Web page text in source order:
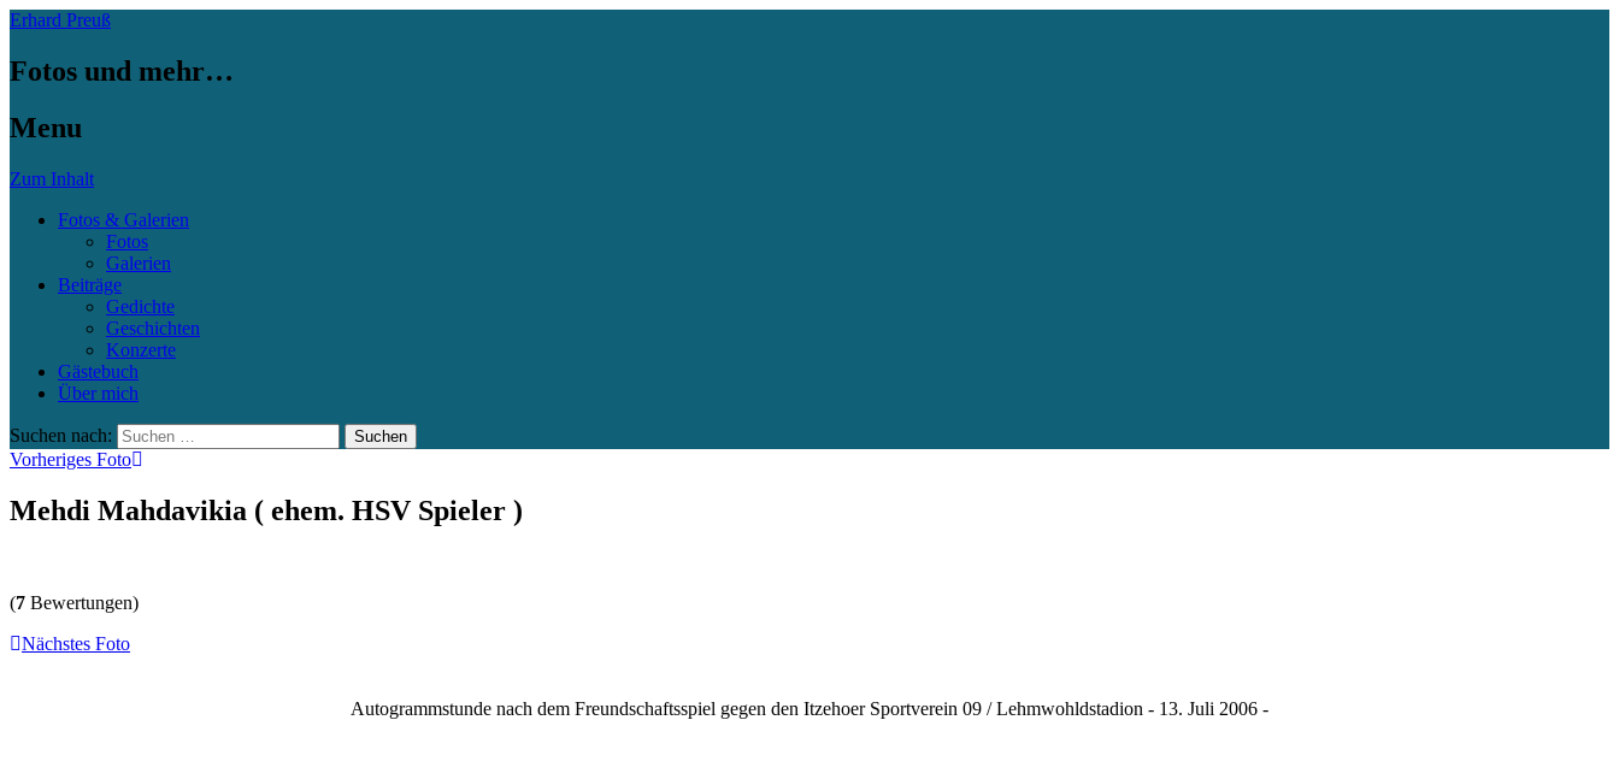
Erhard Preuß
Fotos und mehr…
Menu
Zum Inhalt
Fotos & Galerien
Fotos
Galerien
Beiträge
Gedichte
Geschichten
Konzerte
Gästebuch
Über mich
Suchen nach:
Vorheriges Foto
Mehdi Mahdavikia ( ehem. HSV Spieler )
(7 Bewertungen)
Nächstes Foto
Autogrammstunde nach dem Freundschaftsspiel gegen den Itzehoer Sportverein 09 / Lehmwohldstadion - 13. Juli 2006 -